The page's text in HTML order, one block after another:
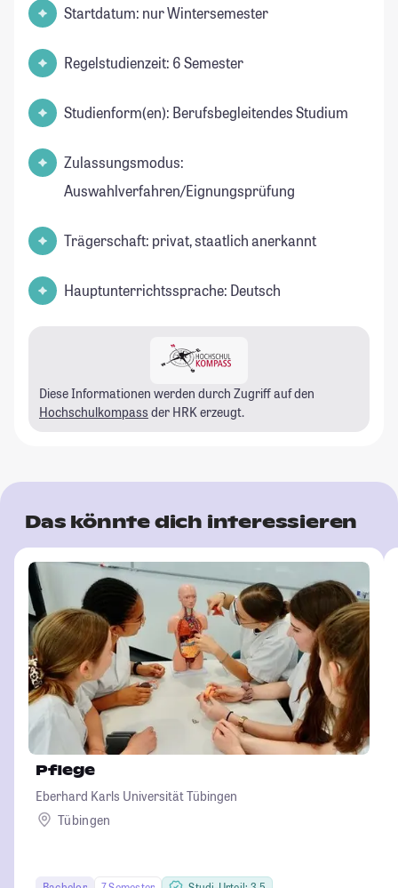
Startdatum: nur Wintersemester
Regelstudienzeit: 6 Semester
Studienform(en): Berufsbegleitendes Studium
Zulassungsmodus:
Auswahlverfahren/Eignungsprüfung
Trägerschaft: privat, staatlich anerkannt
Hauptunterrichtssprache: Deutsch
Diese Informationen werden durch Zugriff auf den
Hochschulkompass der HRK erzeugt.
Das könnte dich interessieren
Pflege
Eberhard Karls Universität Tübingen
Tübingen